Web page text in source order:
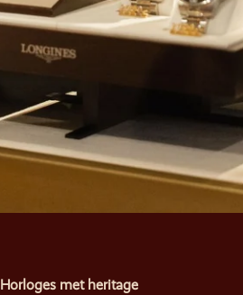
Horloges met heritage